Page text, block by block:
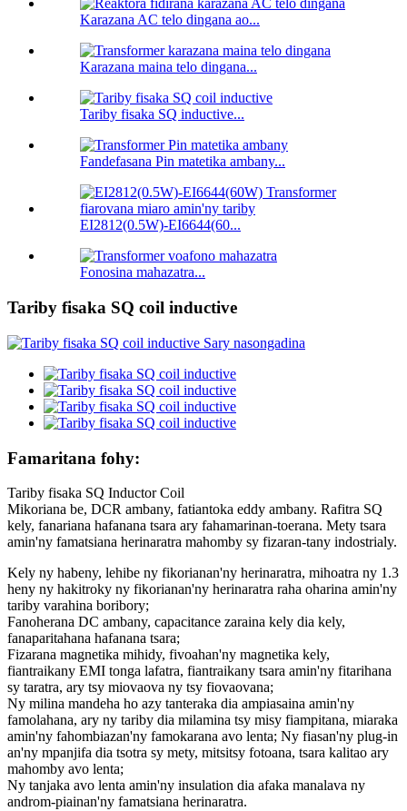
Karazana AC telo dingana ao...
Karazana maina telo dingana...
Tariby fisaka SQ inductive...
Fandefasana Pin matetika ambany...
EI2812(0.5W)-EI6644(60...
Fonosina mahazatra...
Tariby fisaka SQ coil inductive
Famaritana fohy:
Tariby fisaka SQ Inductor Coil
Mikoriana be, DCR ambany, fatiantoka eddy ambany. Rafitra SQ
kely, fanariana hafanana tsara ary fahamarinan-toerana. Mety tsara
amin'ny famatsiana herinaratra mahomby sy fizaran-tany indostrialy.
Kely ny habeny, lehibe ny fikorianan'ny herinaratra, mihoatra ny 1.3
heny ny hakitroky ny fikorianan'ny herinaratra raha oharina amin'ny
tariby varahina boribory;
Fanoherana DC ambany, capacitance zaraina kely dia kely,
fanaparitahana hafanana tsara;
Fizarana magnetika mihidy, fivoahan'ny magnetika kely,
fiantraikany EMI tonga lafatra, fiantraikany tsara amin'ny fitarihana
sy taratra, ary tsy miovaova ny tsy fiovaovana;
Ny milina mandeha ho azy tanteraka dia ampiasaina amin'ny
famolahana, ary ny tariby dia milamina tsy misy fiampitana, miaraka
amin'ny fahombiazan'ny famokarana avo lenta; Ny fiasan'ny plug-in
an'ny mpanjifa dia tsotra sy mety, mitsitsy fotoana, tsara kalitao ary
mahomby avo lenta;
Ny tanjaka avo lenta amin'ny insulation dia afaka manalava ny
androm-piainan'ny famatsiana herinaratra.